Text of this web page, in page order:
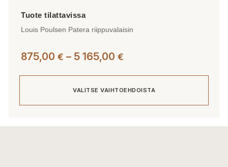
Louis Poulsen Patera riippuvalaisin
875,00 € – 5 165,00 €
5
165,00 €
VALITSE VAIHTOEHDOISTA